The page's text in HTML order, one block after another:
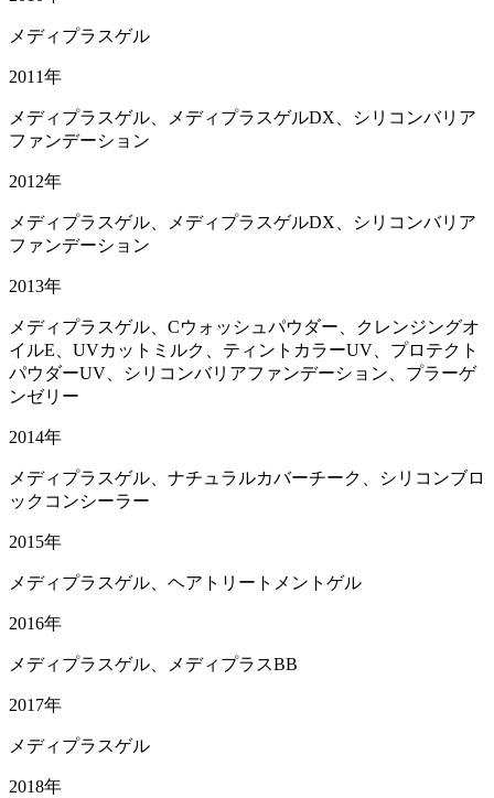
メディプラスゲル
2011年
メディプラスゲル、メディプラスゲルDX、シリコンバリア
ファンデーション
2012年
メディプラスゲル、メディプラスゲルDX、シリコンバリア
ファンデーション
2013年
メディプラスゲル、Cウォッシュパウダー、クレンジングオ
イルE、UVカットミルク、ティントカラーUV、プロテクト
パウダーUV、シリコンバリアファンデーション、プラーゲ
ンゼリー
2014年
メディプラスゲル、ナチュラルカバーチーク、シリコンブロ
ックコンシーラー
2015年
メディプラスゲル、ヘアトリートメントゲル
2016年
メディプラスゲル、メディプラスBB
2017年
メディプラスゲル
2018年